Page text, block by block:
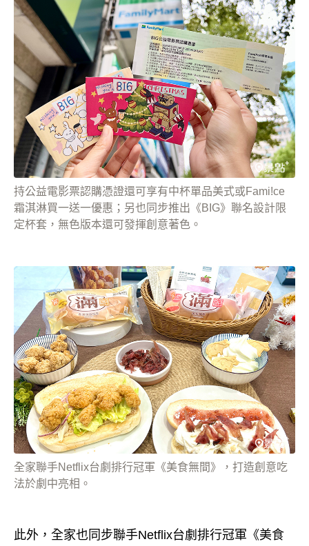
持公益電影票認購憑證還可享有中杯單品美式或Fami!ce
霜淇淋買一送一優惠；另也同步推出《BIG》聯名設計限
定杯套，無色版本還可發揮創意著色。
全家聯手Netflix台劇排行冠軍《美食無間》，打造創意吃
法於劇中亮相。
此外，全家也同步聯手Netflix台劇排行冠軍《美食